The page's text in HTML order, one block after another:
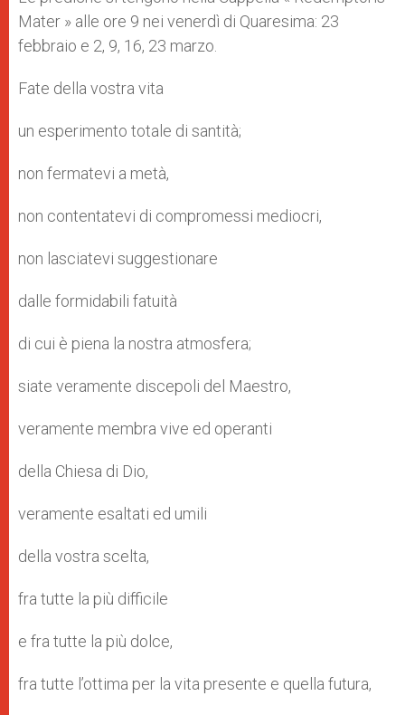
Mater » alle ore 9 nei venerdì di Quaresima: 23
febbraio e 2, 9, 16, 23 marzo.
Fate della vostra vita
un esperimento totale di santità;
non fermatevi a metà,
non contentatevi di compromessi mediocri,
non lasciatevi suggestionare
dalle formidabili fatuità
di cui è piena la nostra atmosfera;
siate veramente discepoli del Maestro,
veramente membra vive ed operanti
della Chiesa di Dio,
veramente esaltati ed umili
della vostra scelta,
fra tutte la più difficile
e fra tutte la più dolce,
fra tutte l’ottima per la vita presente e quella futura,